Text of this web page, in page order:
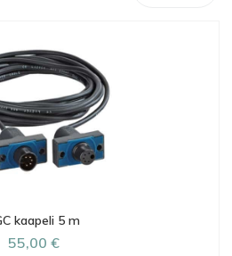
kaapeli 5 m
55,00 €